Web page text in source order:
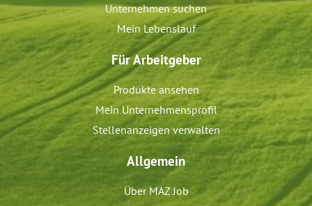
Unternehmen suchen
Mein Lebenslauf
Für Arbeitgeber
Produkte ansehen
Mein Unternehmensprofil
Stellenanzeigen verwalten
Allgemein
Über MAZ Job